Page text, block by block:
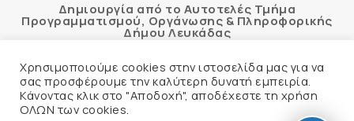
Δημιουργία από το Αυτοτελές Τμήμα
Προγραμματισμού, Οργάνωσης & Πληροφορικής
Δήμου Λευκάδας
Αυτόματος έλεγχος προσβασιμότητας
δικτυακού τόπου με βάση το πρότυπο WCAG 2.1
Χρησιμοποιούμε cookies στην ιστοσελίδα μας για να
σας προσφέρουμε την καλύτερη δυνατή εμπειρία.
Κάνοντας κλικ στο "Αποδοχή", αποδέχεστε τη χρήση
ΟΛΩΝ των cookies.